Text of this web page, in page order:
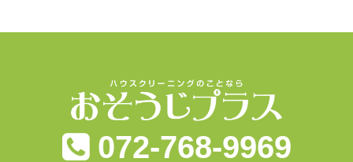
072-768-9969